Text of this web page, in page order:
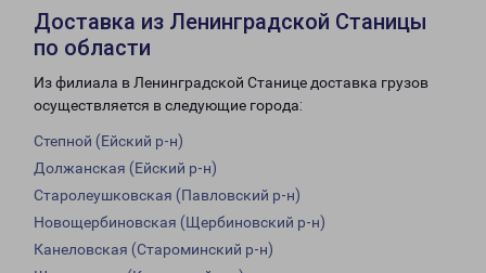
Доставка из Ленинградской Станицы
по области
Из филиала в Ленинградской Станице доставка грузов
осуществляется в следующие города:
Степной (Ейский р-н)
Должанская (Ейский р-н)
Старолеушковская (Павловский р-н)
Новощербиновская (Щербиновский р-н)
Канеловская (Староминский р-н)